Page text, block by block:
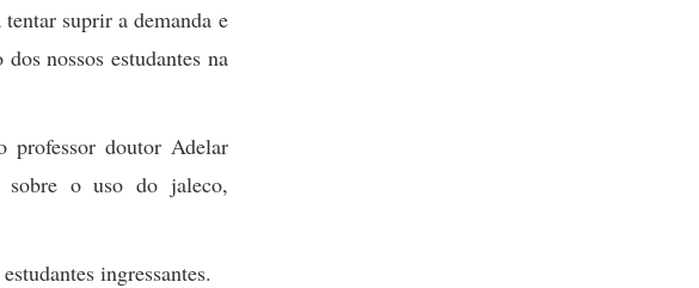
suprir a demanda e
nossos estudantes na
professor doutor Adelar
sobre o uso do jaleco,
ingressantes.